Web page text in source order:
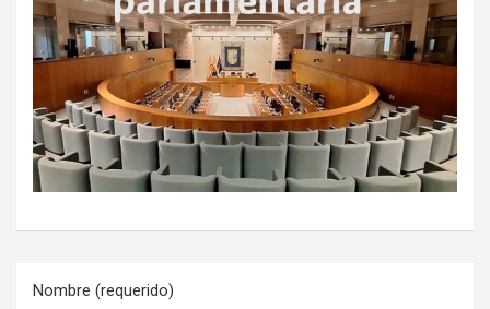
Nombre (requerido)